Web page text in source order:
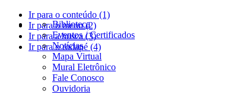
Ir para o conteúdo (1)
Ir para o menu (2)
Ir para a busca (3)
Ir para o rodapé (4)
Biblioteca
Eventos / Certificados
Notícias
Mapa Virtual
Mural Eletrônico
Fale Conosco
Ouvidoria